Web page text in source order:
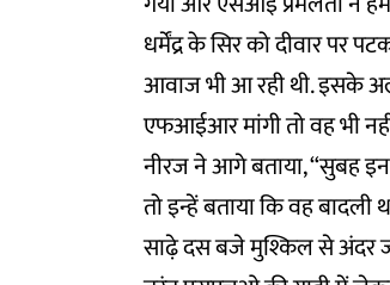
धर्मेंद्र के सिर को दीवार पर
आवाज भी आ रही थी. इसके
एफआईआर मांगी तो वह भी
नीरज ने आगे बताया, “सुबह
तो इन्हें बताया कि वह
साढ़े दस बजे मुश्किल से अंदर